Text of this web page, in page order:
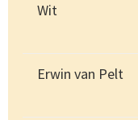
Wit
Erwin van Pelt